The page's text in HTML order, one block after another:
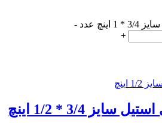
عدد
-
+
3/4 * 1/2 اینچ